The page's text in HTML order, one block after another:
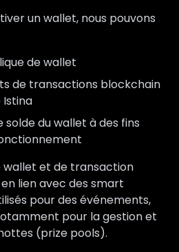
un wallet, nous pouvons
de wallet
de transactions blockchain
solde du wallet à des fins
wallet et de transaction
lien avec des smart
pour des événements,
pour la gestion et
(prize pools).